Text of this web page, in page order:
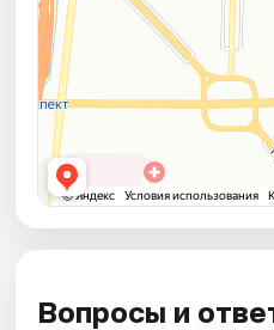
Вопросы и